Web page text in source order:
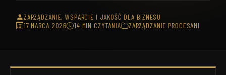
ZARZĄDZANIE, WSPARCIE I JAKOŚĆ DLA BIZNESU
17 MARCA 2026
14 MIN CZYTANIA ZARZĄDZANIE PROCESAMI